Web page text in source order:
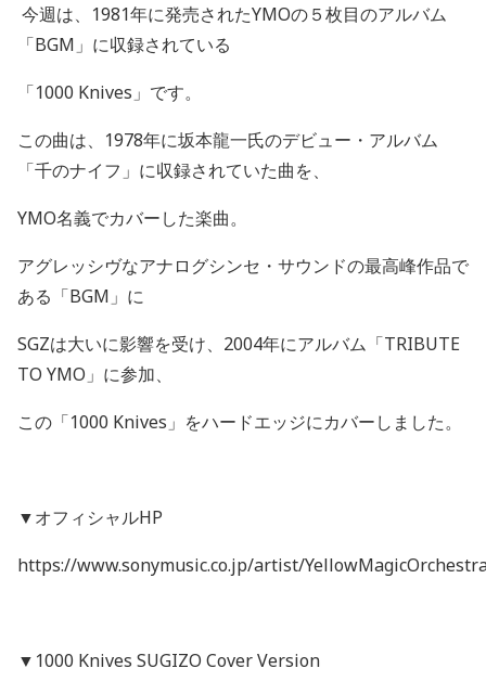
今週は、 1981年に発売されたYMOの５枚目のアルバム
「BGM 」に収録されている
「1000 Knives 」です。
この曲は、 1978年に坂本龍一氏のデビュー・アルバム
「千のナイフ」に収録されていた曲を、
YMO名義でカバーした楽曲。
アグレッシヴなアナログシンセ・サウンドの最高峰作品で
ある「BGM 」に
SGZは大いに影響を受け、 2004年にアルバム「TRIBUTE
TO YMO 」に参加、
この「1000 Knives 」をハードエッジにカバーしました。
▼オフィシャルHP
https://www.sonymusic.co.jp/artist/
▼ 1000 Knives SUGIZO Cover Version